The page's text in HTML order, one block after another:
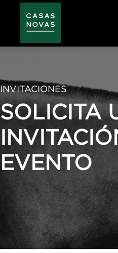
INVITACIONES
SOLICITA
EVENTO